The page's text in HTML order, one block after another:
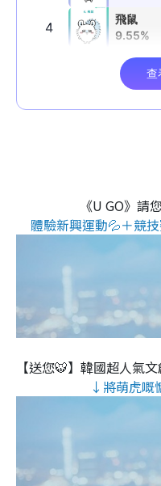
《U GO》請
體驗新興運動💦＋競
【送您🐯】韓國超人氣
↓將萌虎嘅